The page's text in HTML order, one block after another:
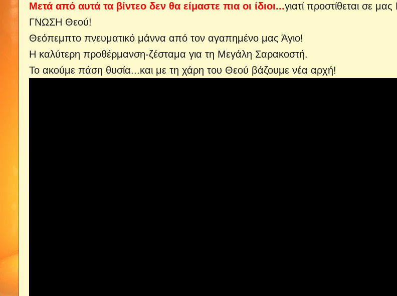
Μετά από αυτά τα βίντεο δεν θα είμαστε πια οι ίδιοι...γιατί προστίθεται σε
ΓΝΩΣΗ Θεού!
Θεόπεμπτο πνευματικό μάννα από τον αγαπημένο μας Άγιο!
Η καλύτερη προθέρμανση-ζέσταμα για τη Μεγάλη Σαρακοστή.
Το ακούμε πάση θυσία...και με τη χάρη του Θεού βάζουμε νέα αρχή!